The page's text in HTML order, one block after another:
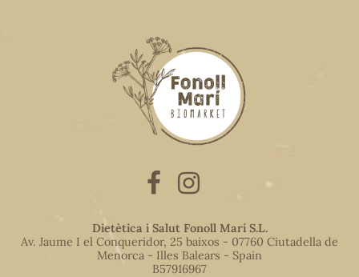
Dietètica i Salut Fonoll Marí S.L.
Av. Jaume I el Conqueridor, 25 baixos - 07760 Ciutadella de
Menorca - Illes Balears - Spain
B57916967